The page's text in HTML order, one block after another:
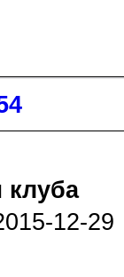
клуба
12-29